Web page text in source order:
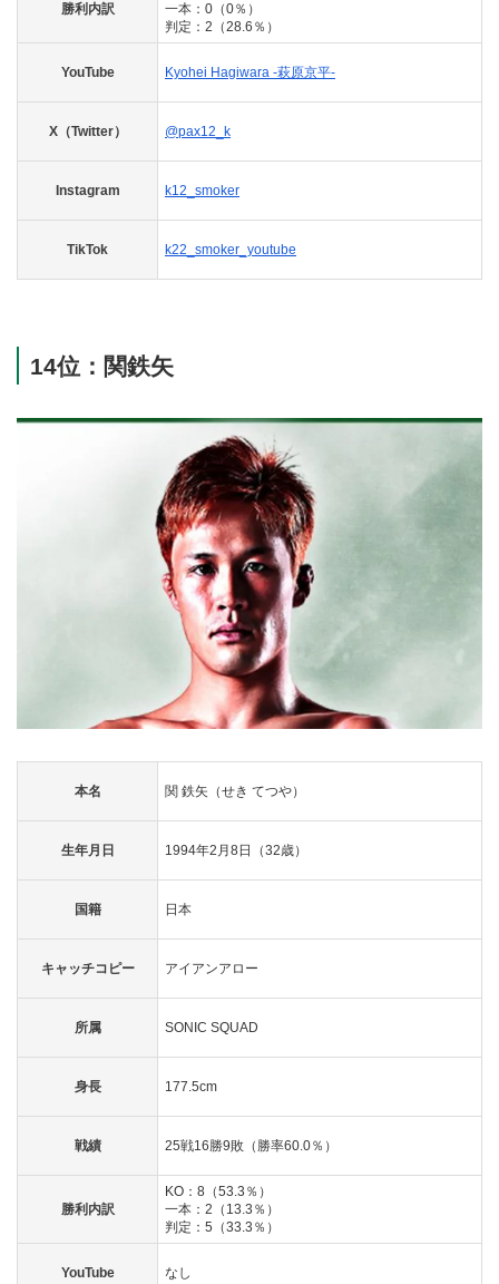
勝利内訳
一本：0（0％）
判定：2（28.6％）
YouTube Kyohei Hagiwara -萩原京平-
X（Twitter） @pax12_k
Instagram k12_smoker
TikTok k22_smoker_youtube
14位：関鉄矢
本名 関 鉄矢（せき てつや）
生年月日 1994年2月8日（32歳）
国籍 日本
キャッチコピー アイアンアロー
所属 SONIC SQUAD
身長 177.5cm
戦績 25戦16勝9敗（勝率60.0％）
勝利内訳
KO：8（53.3％）
一本：2（13.3％）
判定：5（33.3％）
YouTube なし